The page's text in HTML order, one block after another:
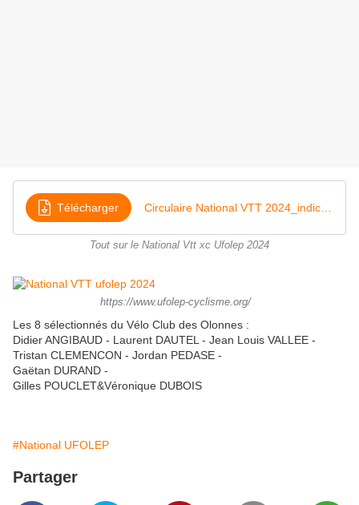
Télécharger
Tout sur le National Vtt xc Ufolep 2024
https://www.ufolep-cyclisme.org/
Les 8 sélectionnés du Vélo Club des Olonnes :
Didier ANGIBAUD - Laurent DAUTEL - Jean Louis VALLEE -
Tristan CLEMENCON - Jordan PEDASE -
Gaëtan DURAND -
Gilles POUCLET&Véronique DUBOIS
#National UFOLEP
Partager